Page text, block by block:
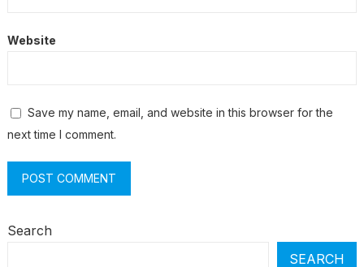
Website
Save my name, email, and website in this browser for the
next time I comment.
Search
SEARCH